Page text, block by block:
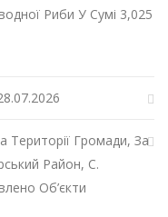
Риби У Сумі 3,025
Громади, За
Район, С.
Об’єкти